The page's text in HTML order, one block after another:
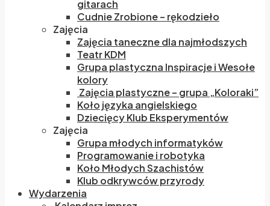
gitarach
Cudnie Zrobione – rękodzieło
Zajęcia
Zajęcia taneczne dla najmłodszych
Teatr KDM
Grupa plastyczna Inspiracje i Wesołe
kolory
Zajęcia plastyczne – grupa „Koloraki”
Koło języka angielskiego
Dziecięcy Klub Eksperymentów
Zajęcia
Grupa młodych informatyków
Programowanie i robotyka
Koło Młodych Szachistów
Klub odkrywców przyrody
Wydarzenia